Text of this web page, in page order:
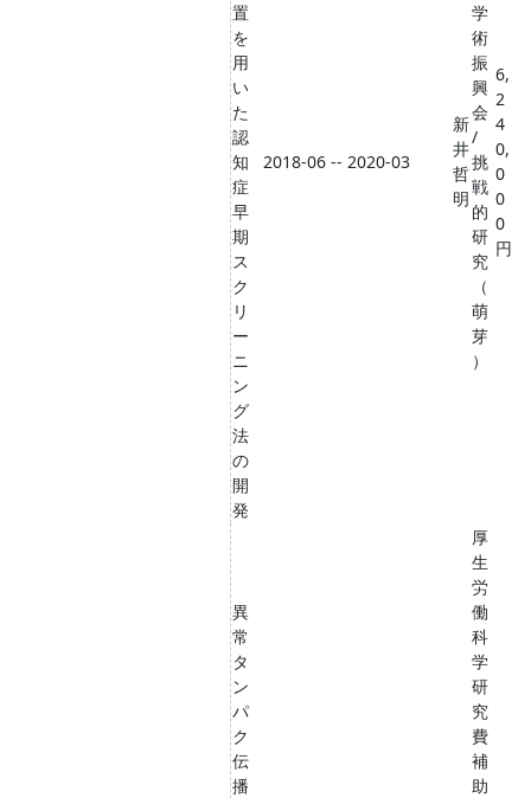
置
を
用
い
た
認
知
症
早
期
ス
ク
リ
ー
ニ
ン
グ
法
の
開
発
2018-06 -- 2020-03
新
井
哲
明
学
術
振
興
会
/
挑
戦
的
研
究
（
萌
芽
）
6,
2
4
0,
0
0
0
円
異
常
タ
ン
パ
ク
伝
播
厚
生
労
働
科
学
研
究
費
補
助